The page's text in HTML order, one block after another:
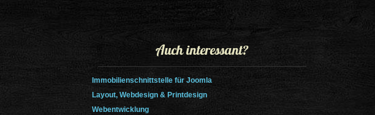
Auch interessant?
Immobilienschnittstelle für Joomla
Layout, Webdesign & Printdesign
Webentwicklung